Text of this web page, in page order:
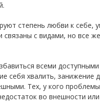
степень любви к себе,
с видами, но все
всеми
себя хвалить, занижение
Тех, у кого
во внешности или